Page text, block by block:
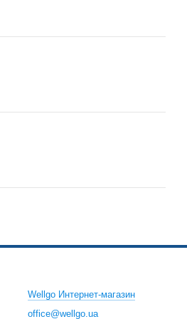
Wellgo Интернет-магазин
office@wellgo.ua